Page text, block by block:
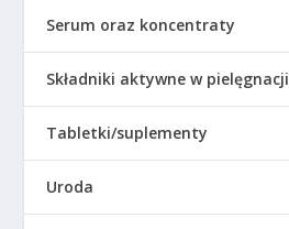
Serum oraz koncentraty
Składniki aktywne w pielęgnacji
Tabletki/suplementy
Uroda